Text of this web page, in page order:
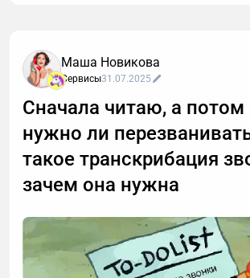
Маша Новикова
Сервисы31.07.2025
Сначала читаю, а
нужно ли
такое транскрибация
зачем она нужна